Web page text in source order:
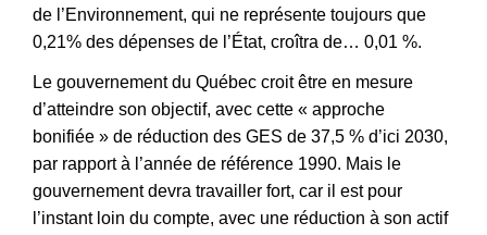
de l’Environnement, qui ne représente toujours que
0,21% des dépenses de l’État, croîtra de… 0,01 %.
Le gouvernement du Québec croit être en mesure
d’atteindre son objectif, avec cette « approche
bonifiée » de réduction des GES de 37,5 % d’ici 2030,
par rapport à l’année de référence 1990. Mais le
gouvernement devra travailler fort, car il est pour
l’instant loin du compte, avec une réduction à son actif